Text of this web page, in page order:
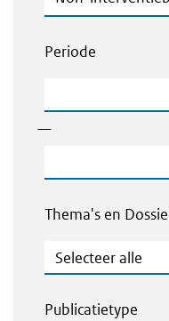
Periode
—
Thema's en
Thema's en Dossiers
Publicatietype